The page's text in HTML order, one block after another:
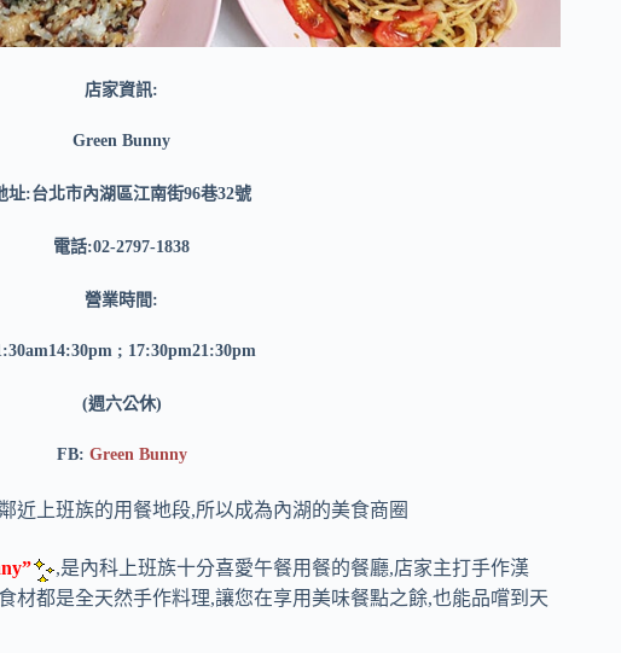
店家資訊:
Green Bunny
址:台北市內湖區江南街96巷32號
電話:02-2797-1838
營業時間:
; 17:30pm21:30pm
(週六公休)
FB: Green Bunny
近上班族的用餐地段,所以成為內湖的美食商圈
,是內科上班族十分喜愛午餐用餐的餐廳,店家主打手作漢
材都是全天然手作料理,讓您在享用美味餐點之餘,也能品嚐到天